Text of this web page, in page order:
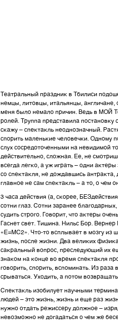
Театральный праздник в Тбилиси
немцы, литовцы, итальянцы,
меня было немало причин. Ведь в МОЙ
ролей. Труппа представила
скажу – спектакль неоднозначный.
спорить маленькие человечки. Одному
слух сосредоточенными на невидимой
действительно, сложная. Ее, не
всегда легко, а уж играть – одни
со спектакля, не дождавшись
главное не сам спектакль – а то, о чем
3 часа действия (а, скорее,
сотни глаз. Сотни заранее
судить строго. Говорит, что актеры
Гаснет свет. Тишина. Нильс Бор.
«Е=МС2». Что-то всплывает в мозгу из
жизнь, после жизни. Два великих
сакральный вопрос, преследующий
знаком на конце во время спектакля
говорить, спорить, вспоминать. Из
срываться. Уходить, а потом
Спектакль изобилует научными
людей – это жизнь, жизнь и еще раз
нужно отдать режиссеру должное –
невозможно не догадаться о чем же